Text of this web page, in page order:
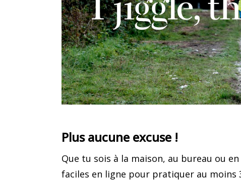
Plus aucune excuse !
Que tu sois à la maison, au bureau ou
faciles en ligne pour pratiquer au